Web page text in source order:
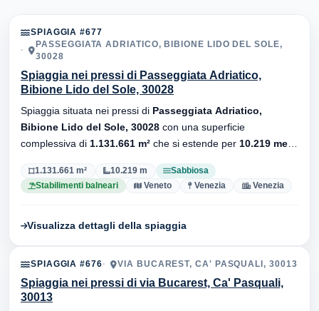
SPIAGGIA #677
PASSEGGIATA ADRIATICO, BIBIONE LIDO DEL SOLE,
30028
Spiaggia nei pressi di Passeggiata Adriatico,
Bibione Lido del Sole, 30028
Spiaggia situata nei pressi di Passeggiata Adriatico,
Bibione Lido del Sole, 30028 con una superficie
complessiva di 1.131.661 m² che si estende per 10.219 metri
balneari.
1.131.661 m² 10.219 m
Sabbiosa
Stabilimenti balneari
Veneto Venezia Venezia
Visualizza dettagli della spiaggia
SPIAGGIA #676 VIA BUCAREST, CA' PASQUALI, 30013
Spiaggia nei pressi di via Bucarest, Ca' Pasquali,
30013